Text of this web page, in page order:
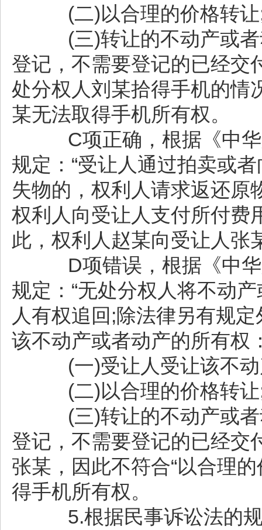
(二)以合理的价格转
(三)转让的不动产或者
登记，不需要登记的已经交
处分权人刘某拾得手机的情
某无法取得手机所有权。
C项正确，根据《中华
规定：“受让人通过拍卖或
失物的，权利人请求返还原
权利人向受让人支付所付费
此，权利人赵某向受让人张
D项错误，根据《中华
规定：“无处分权人将不动
人有权追回;除法律另有规
该不动产或者动产的所有权
(一)受让人受让该不动
(二)以合理的价格转
(三)转让的不动产或者
登记，不需要登记的已经交
张某，因此不符合“以合理
得手机所有权。
5.根据民事诉讼法的规